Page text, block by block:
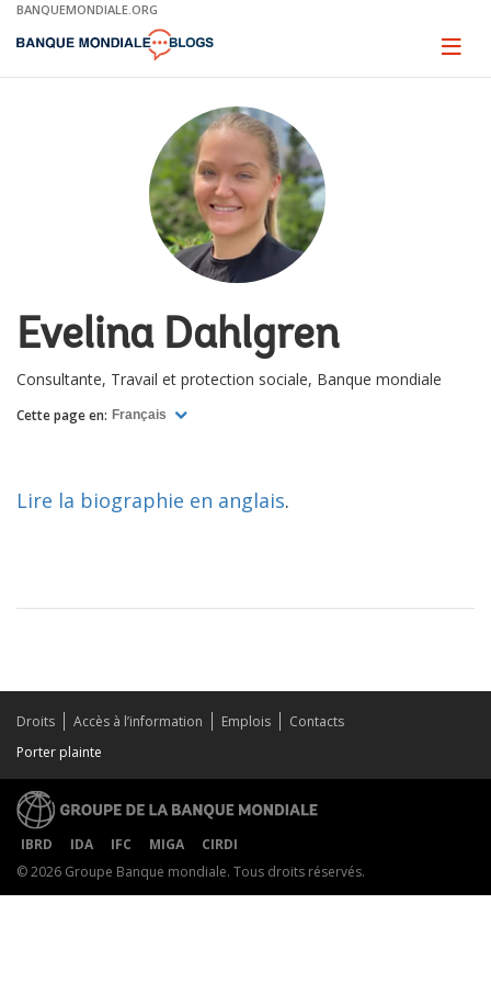
Skip
Main
BANQUEMONDIALE.ORG
Page
Evelina Dahlgren
Consultante, Travail et protection sociale, Banque mondiale
Cette page en: Français
Lire la biographie en anglais.
Droits Accès à l’information Emplois
Contacts
Porter plainte
IBRD IDA IFC MIGA
CIRDI
© 2026 Groupe Banque mondiale. Tous droits réservés.